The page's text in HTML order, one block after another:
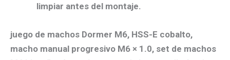
limpiar antes del montaje.
juego de machos Dormer M6, HSS-E cobalto,
macho manual progresivo M6 × 1.0, set de machos